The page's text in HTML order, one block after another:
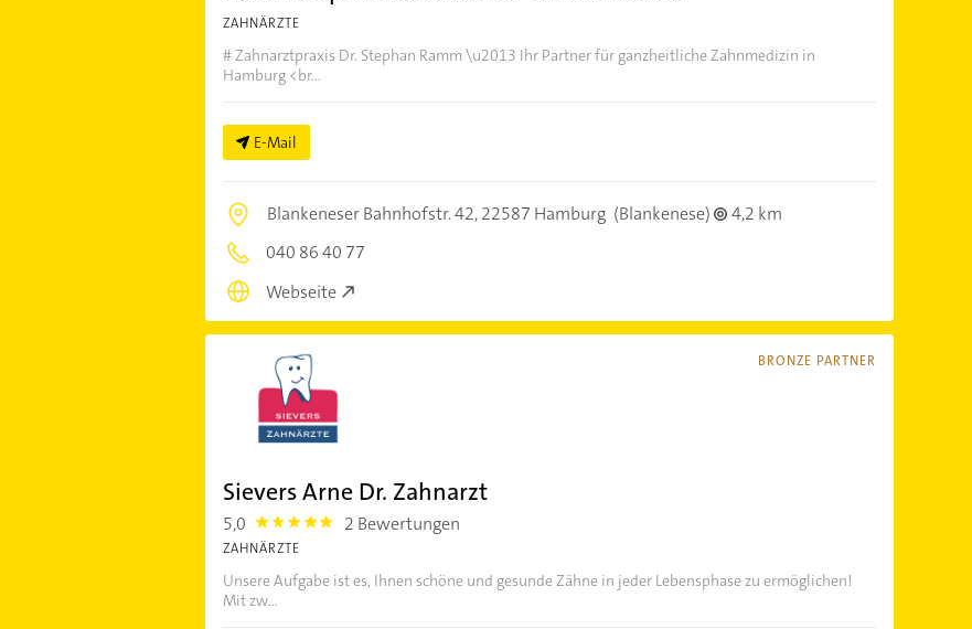
ZAHNÄRZTE
# Zahnarztpraxis Dr. Stephan Ramm \u2013 Ihr Partner für ganzheitliche Zahnmedizin in
Hamburg <br...
E-Mail
Blankeneser Bahnhofstr. 42,22587 Hamburg (Blankenese)
4,2 km
040 86 40 77
Webseite
BRONZE PARTNER
Sievers Arne Dr. Zahnarzt
5,0 5.0 2 Bewertungen
ZAHNÄRZTE
Unsere Aufgabe ist es, Ihnen schöne und gesunde Zähne in jeder Lebensphase zu ermöglichen!
Mit zw...